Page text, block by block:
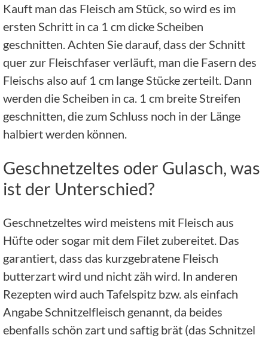
Kauft man das Fleisch am Stück, so wird es im
ersten Schritt in ca 1 cm dicke Scheiben
geschnitten. Achten Sie darauf, dass der Schnitt
quer zur Fleischfaser verläuft, man die Fasern des
Fleischs also auf 1 cm lange Stücke zerteilt. Dann
werden die Scheiben in ca. 1 cm breite Streifen
geschnitten, die zum Schluss noch in der Länge
halbiert werden können.
Geschnetzeltes oder Gulasch, was
ist der Unterschied?
Geschnetzeltes wird meistens mit Fleisch aus
Hüfte oder sogar mit dem Filet zubereitet. Das
garantiert, dass das kurzgebratene Fleisch
butterzart wird und nicht zäh wird. In anderen
Rezepten wird auch Tafelspitz bzw. als einfach
Angabe Schnitzelfleisch genannt, da beides
ebenfalls schön zart und saftig brät (das Schnitzel